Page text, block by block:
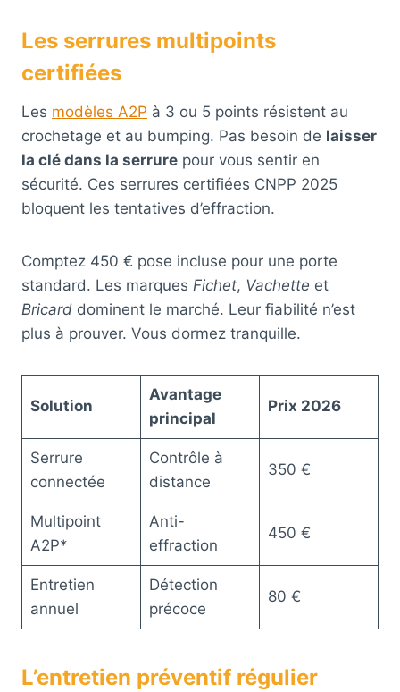
Les serrures multipoints
certifiées
Les modèles A2P à 3 ou 5 points résistent au
crochetage et au bumping. Pas besoin de laisser
la clé dans la serrure pour vous sentir en
sécurité. Ces serrures certifiées CNPP 2025
bloquent les tentatives d’effraction.
Comptez 450 € pose incluse pour une porte
standard. Les marques Fichet, Vachette et
Bricard dominent le marché. Leur fiabilité n’est
plus à prouver. Vous dormez tranquille.
Solution
Avantage
principal
Prix 2026
Serrure
connectée
Contrôle à
distance
350 €
Multipoint
A2P*
Anti-
effraction
450 €
Entretien
annuel
Détection
précoce
80 €
L’entretien préventif régulier